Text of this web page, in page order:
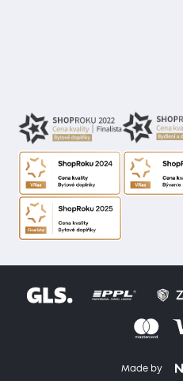
Made by